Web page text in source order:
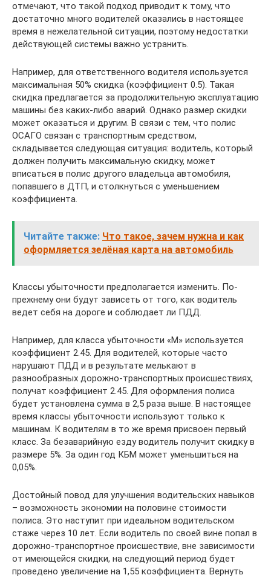
отмечают, что такой подход приводит к тому, что
достаточно много водителей оказались в настоящее
время в нежелательной ситуации, поэтому недостатки
действующей системы важно устранить.
Например, для ответственного водителя используется
максимальная 50% скидка (коэффициент 0.5). Такая
скидка предлагается за продолжительную эксплуатацию
машины без каких-либо аварий. Однако размер скидки
может оказаться и другим. В связи с тем, что полис
ОСАГО связан с транспортным средством,
складывается следующая ситуация: водитель, который
должен получить максимальную скидку, может
вписаться в полис другого владельца автомобиля,
попавшего в ДТП, и столкнуться с уменьшением
коэффициента.
Читайте также: Что такое, зачем нужна и как
оформляется зелёная карта на автомобиль
Классы убыточности предполагается изменить. По-
прежнему они будут зависеть от того, как водитель
ведет себя на дороге и соблюдает ли ПДД.
Например, для класса убыточности «М» используется
коэффициент 2.45. Для водителей, которые часто
нарушают ПДД и в результате мелькают в
разнообразных дорожно-транспортных происшествиях,
получат коэффициент 2.45. Для оформления полиса
будет установлена сумма в 2,5 раза выше. В настоящее
время классы убыточности используют только к
машинам. К водителям в то же время присвоен первый
класс. За безаварийную езду водитель получит скидку в
размере 5%. За один год КБМ может уменьшиться на
0,05%.
Достойный повод для улучшения водительских навыков
– возможность экономии на половине стоимости
полиса. Это наступит при идеальном водительском
стаже через 10 лет. Если водитель по своей вине попал в
дорожно-транспортное происшествие, вне зависимости
от имеющейся скидки, на следующий период будет
проведено увеличение на 1,55 коэффициента. Вернуть